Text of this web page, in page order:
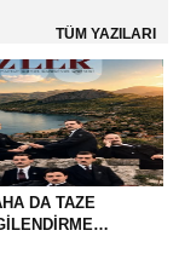
TÜM YAZILARI
DA TAZE